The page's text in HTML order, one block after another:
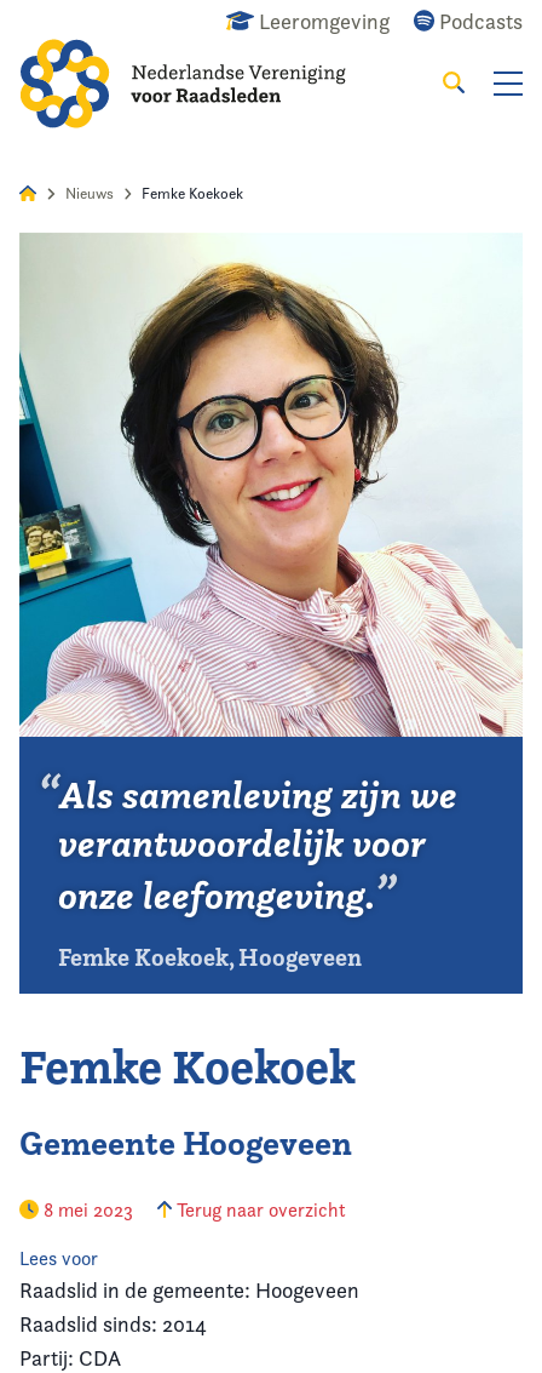
Leeromgeving Podcasts
Zoeken
Opleiding
Kennis & Informatie
Vereniging
Contact
Nieuws Femke Koekoek
Als samenleving zijn we
verantwoordelijk voor
onze leefomgeving.
Femke Koekoek, Hoogeveen
Femke Koekoek
Gemeente Hoogeveen
8 mei 2023 Terug naar overzicht
Lees voor
Raadslid in de gemeente: Hoogeveen
Raadslid sinds: 2014
Partij: CDA